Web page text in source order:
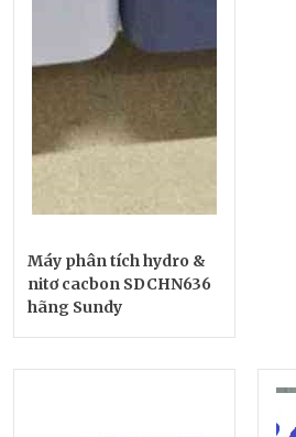
Máy phân tích hydro &
nitơ cacbon SDCHN636
hãng Sundy